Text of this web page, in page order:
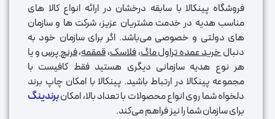
فروشگاه پینکالا با سابقه درخشان در ارائه انواع کالا های
مناسب هدیه در خدمت مشتریان عزیز، شرکت ها و سازمان
های دولتی و خصوصی می‌باشد. اگر برای سازمان خود به
دنبالخرید عمده تراول ماگ،فلاسک،قمقمه،فرنچ پرسو یا
هر نوع هدیه سازمانی دیگری هستید فقط کافیست با
مجموعه پینکالا در ارتباط باشید. پینکالا با امکان چاپ برند
دلخواه شما روی انواع محصولات با تعداد بالا، امکانبرندینگ
برای سازمان شما را نیز فراهم می‌کند.